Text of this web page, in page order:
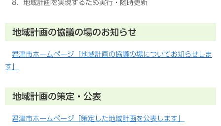
8．地域計画を実現するため実行・随時更新
地域計画の協議の場のお知らせ
君津市ホームページ「地域計画の協議の場についてお知らせしま
す」
地域計画の策定・公表
君津市ホームページ「策定した地域計画を公表します」